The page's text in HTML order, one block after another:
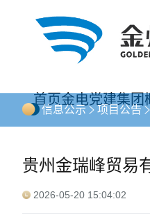
首页金电党建集团
信息公示 项目公告
贵州金瑞峰贸易
2026-05-20 15:04:02